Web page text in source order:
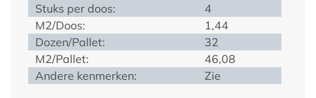
Stuks per doos:
4
M2/Doos:
1,44
Dozen/Pallet:
32
M2/Pallet:
46,08
Andere kenmerken:
Zie